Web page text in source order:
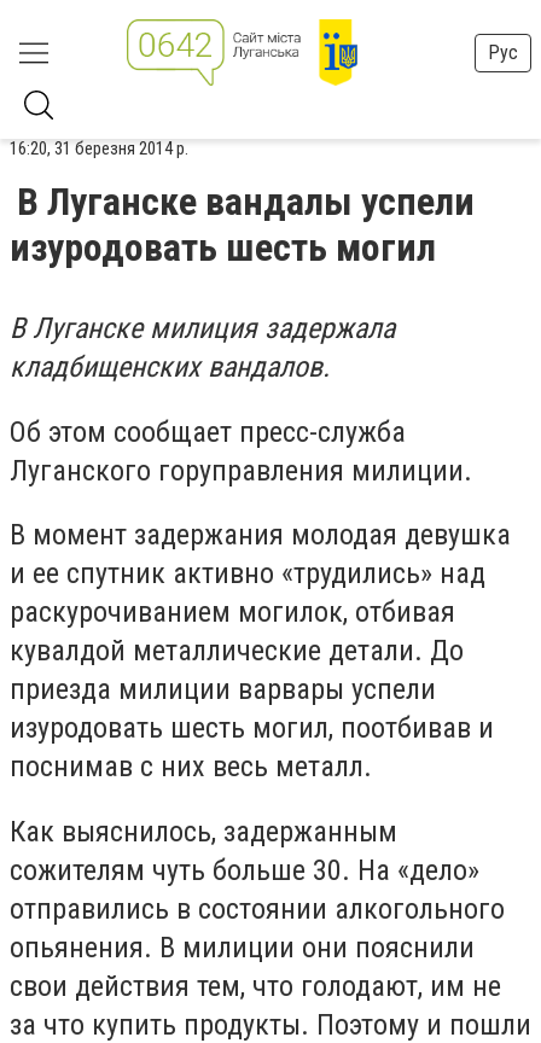
Рус
16:20, 31 березня 2014 р.
В Луганске вандалы успели
изуродовать шесть могил
В Луганске милиция задержала
кладбищенских вандалов.
Об этом сообщает пресс-служба
Луганского горуправления милиции.
В момент задержания молодая девушка
и ее спутник активно «трудились» над
раскурочиванием могилок, отбивая
кувалдой металлические детали. До
приезда милиции варвары успели
изуродовать шесть могил, поотбивав и
поснимав с них весь металл.
Как выяснилось, задержанным
сожителям чуть больше 30. На «дело»
отправились в состоянии алкогольного
опьянения. В милиции они пояснили
свои действия тем, что голодают, им не
за что купить продукты. Поэтому и пошли